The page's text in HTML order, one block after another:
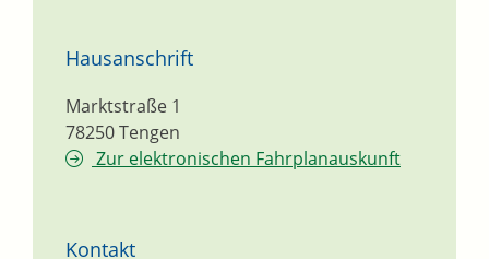
Hausanschrift
Marktstraße 1
78250Tengen
Zur elektronischen Fahrplanauskunft
Kontakt